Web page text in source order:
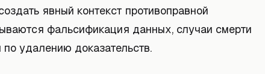
явный контекст противоправной
фальсификация данных, случаи смерти
удалению доказательств.